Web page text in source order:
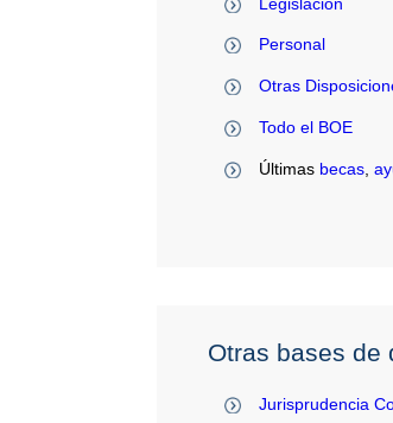
Personal
Otras
Todo el BOE
Últimas becas,
Otras bases de
Jurisprudencia